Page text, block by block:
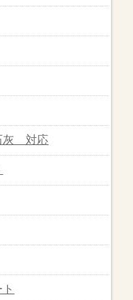
灰 対応